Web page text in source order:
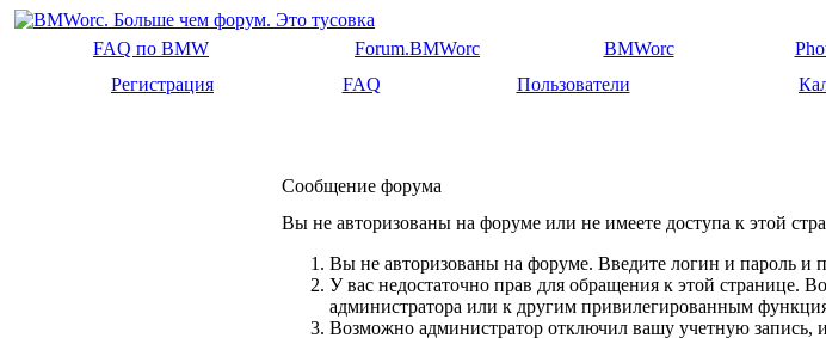
FAQ по BMW Forum.BMWorc BMWorc
Регистрация
FAQ Пользователи
Сообщение форума
Вы не авторизованы на форуме или не имеете доступа к этой
Вы не авторизованы на форуме. Введите логин и пароль и
У вас недостаточно прав для обращения к этой странице.
администратора или к другим привилегированным
Возможно администратор отключил вашу учетную запись,